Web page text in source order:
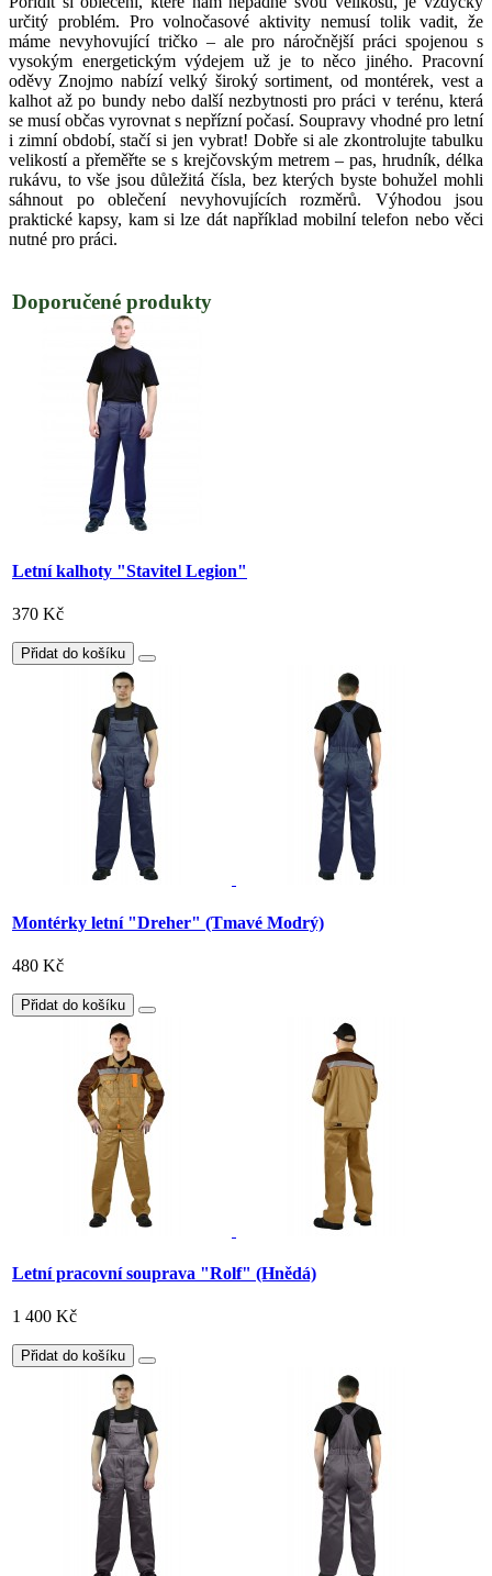
určitý problém. Pro volnočasové aktivity nemusí tolik vadit, že
máme nevyhovující tričko – ale pro náročnější práci spojenou s
vysokým energetickým výdejem už je to něco jiného. Pracovní
oděvy Znojmo nabízí velký široký sortiment, od montérek, vest a
kalhot až po bundy nebo další nezbytnosti pro práci v terénu, která
se musí občas vyrovnat s nepřízní počasí. Soupravy vhodné pro letní
i zimní období, stačí si jen vybrat! Dobře si ale zkontrolujte tabulku
velikostí a přeměřte se s krejčovským metrem – pas, hrudník, délka
rukávu, to vše jsou důležitá čísla, bez kterých byste bohužel mohli
sáhnout po oblečení nevyhovujících rozměrů. Výhodou jsou
praktické kapsy, kam si lze dát například mobilní telefon nebo věci
nutné pro práci.
Doporučené produkty
Letní kalhoty "Stavitel Legion"
370 Kč
Přidat do košíku
Montérky letní "Dreher" (Tmavé Modrý)
480 Kč
Přidat do košíku
Letní pracovní souprava "Rolf" (Hnědá)
1 400 Kč
Přidat do košíku